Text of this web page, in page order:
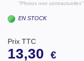
"Photos non contractuelles"
EN STOCK
Prix TTC
13,30 €